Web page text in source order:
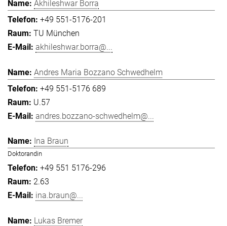
Akhileshwar Borra
+49 551-5176-201
TU München
akhileshwar.borra@...
Andres Maria Bozzano Schwedhelm
+49 551-5176 689
U.57
andres.bozzano-schwedhelm@...
Ina Braun
Doktorandin
+49 551 5176-296
2.63
ina.braun@...
Lukas Bremer